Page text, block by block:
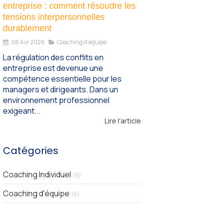
entreprise : comment résoudre les
tensions interpersonnelles
durablement
08 Avr 2026 Coaching d'équipe
La régulation des conflits en
entreprise est devenue une
compétence essentielle pour les
managers et dirigeants. Dans un
environnement professionnel
exigeant...
Lire l'article
Catégories
Coaching Individuel (9)
Coaching d'équipe (6)